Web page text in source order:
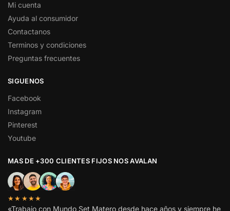
Mi cuenta
Ayuda al consumidor
Contactanos
Terminos y condiciones
Preguntas frecuentes
SIGUENOS
Facebook
Instagram
Pinterest
Youtube
MAS DE +300 CLIENTES FIJOS NOS AVALAN
★★★★★
«Trabajo con Mundo Set Matero desde hace años y siempre he